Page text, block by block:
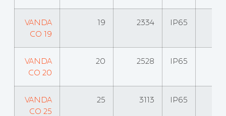
VANDA
CO 19
19 2334 IP65
VANDA
CO 20
20 2528 IP65
VANDA
CO 25
25 3113 IP65